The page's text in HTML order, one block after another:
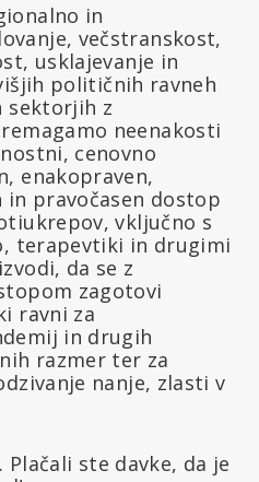
in
večstranskost,
usklajevanje in
političnih ravneh
sektorjih z
neenakosti
cenovno
enakopraven,
in pravočasen dostop
vključno s
terapevtiki in drugimi
da se z
zagotovi
ravni za
in drugih
razmer ter za
nanje, zlasti v
ste davke, da je